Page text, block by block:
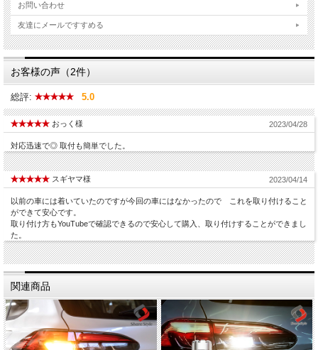
お問い合わせ
友達にメールですすめる
お客様の声（2件）
総評: 5.0
おっく様 2023/04/28
対応迅速で◎ 取付も簡単でした。
スギヤマ様 2023/04/14
以前の車には着いていたのですが今回の車にはなかったので これを取り付けること
ができて安心です。
取り付け方もYouTubeで確認できるので安心して購入、取り付けすることができまし
た。
関連商品